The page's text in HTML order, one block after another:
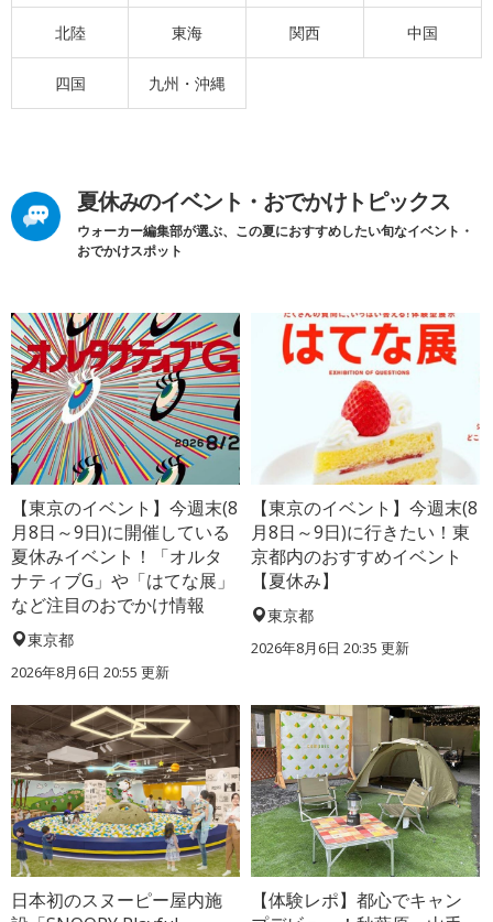
北陸 東海 関西 中国
四国 九州・沖縄
夏休みのイベント・おでかけトピックス
ウォーカー編集部が選ぶ、この夏におすすめしたい旬なイベント・
おでかけスポット
【東京のイベント】今週末(8
月8日～9日)に開催している
夏休みイベント！「オルタ
ナティブG」や「はてな展」
など注目のおでかけ情報
東京都
2026年8月6日 20:55 更新
【東京のイベント】今週末(8
月8日～9日)に行きたい！東
京都内のおすすめイベント
【夏休み】
東京都
2026年8月6日 20:35 更新
日本初のスヌーピー屋内施
【体験レポ】都心でキャン